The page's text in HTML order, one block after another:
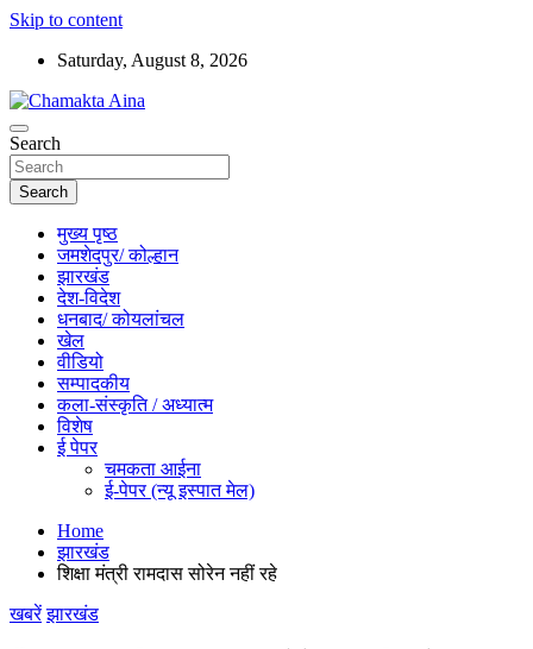
Skip to content
Saturday, August 8, 2026
Chamakta Aina
Hindi News Paper – Jharkhand
Search
Search
मुख्य पृष्ठ
जमशेदपुर/ कोल्हान
झारखंड
देश-विदेश
धनबाद/ कोयलांचल
खेल
वीडियो
सम्पादकीय
कला-संस्कृति / अध्यात्म
विशेष
ई पेपर
चमकता आईना
ई-पेपर (न्यू इस्पात मेल)
Home
झारखंड
शिक्षा मंत्री रामदास सोरेन नहीं रहे
खबरें झारखंड